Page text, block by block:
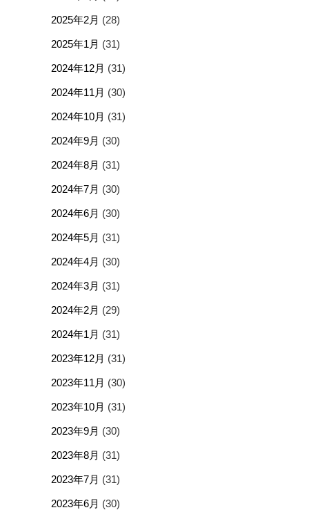
2025年2月 (28)
2025年1月 (31)
2024年12月 (31)
2024年11月 (30)
2024年10月 (31)
2024年9月 (30)
2024年8月 (31)
2024年7月 (30)
2024年6月 (30)
2024年5月 (31)
2024年4月 (30)
2024年3月 (31)
2024年2月 (29)
2024年1月 (31)
2023年12月 (31)
2023年11月 (30)
2023年10月 (31)
2023年9月 (30)
2023年8月 (31)
2023年7月 (31)
2023年6月 (30)